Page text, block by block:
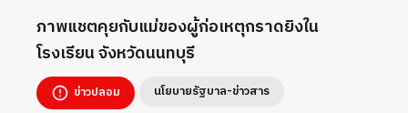
ภาพแชตคุยกับแม่ของผู้ก่อเหตุกราดยิงใน
โรงเรียน จังหวัดนนทบุรี
ข่าวปลอม นโยบายรัฐบาล-ข่าวสาร